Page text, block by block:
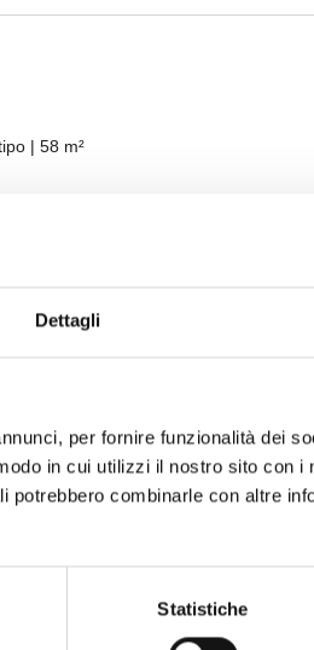
Dettagli
per fornire funzionalità dei
in cui utilizzi il nostro sito con i
combinarle con altre
Statistiche